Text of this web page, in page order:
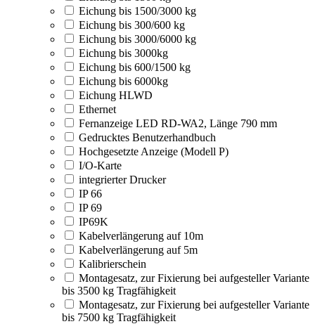
Eichung bis 1500/3000 kg
Eichung bis 300/600 kg
Eichung bis 3000/6000 kg
Eichung bis 3000kg
Eichung bis 600/1500 kg
Eichung bis 6000kg
Eichung HLWD
Ethernet
Fernanzeige LED RD-WA2, Länge 790 mm
Gedrucktes Benutzerhandbuch
Hochgesetzte Anzeige (Modell P)
I/O-Karte
integrierter Drucker
IP 66
IP 69
IP69K
Kabelverlängerung auf 10m
Kabelverlängerung auf 5m
Kalibrierschein
Montagesatz, zur Fixierung bei aufgesteller Variante
bis 3500 kg Tragfähigkeit
Montagesatz, zur Fixierung bei aufgesteller Variante
bis 7500 kg Tragfähigkeit